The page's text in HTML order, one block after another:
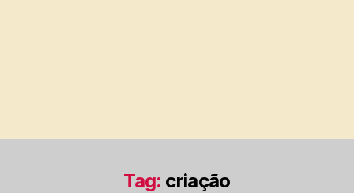
Tag: criação